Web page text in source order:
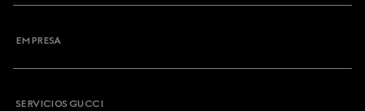
EMPRESA
SERVICIOS GUCCI